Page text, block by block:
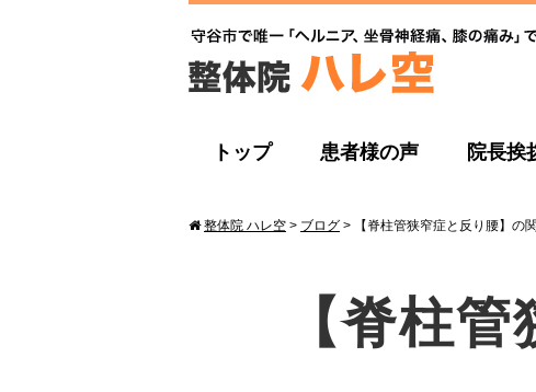
トップ 患者様の声 院長挨
整体院 ハレ空 > ブログ > 【脊柱管狭窄症と反り腰】の
【脊柱